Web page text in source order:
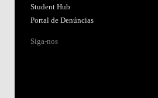
Student Hub
Portal de Denúncias
Siga-nos